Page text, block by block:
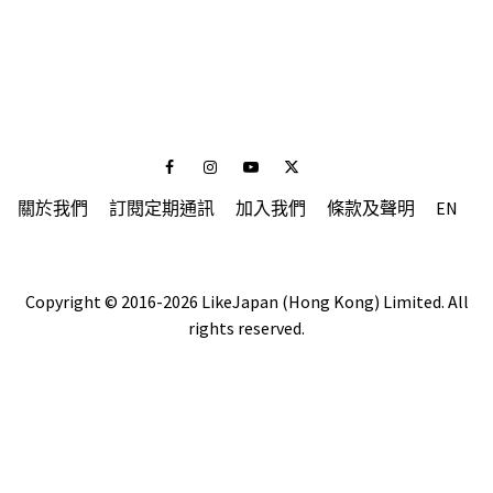
FacebookInstagramYoutubeTwitter
關於我們 訂閱定期通訊 加入我們 條款及聲明 EN
Copyright © 2016-2026 LikeJapan (Hong Kong) Limited. All
rights reserved.